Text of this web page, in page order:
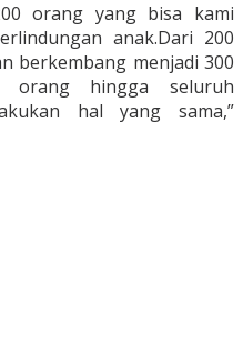
orang yang bisa kami
anak.Dari 200
berkembang menjadi 300
hingga seluruh
hal yang sama,”